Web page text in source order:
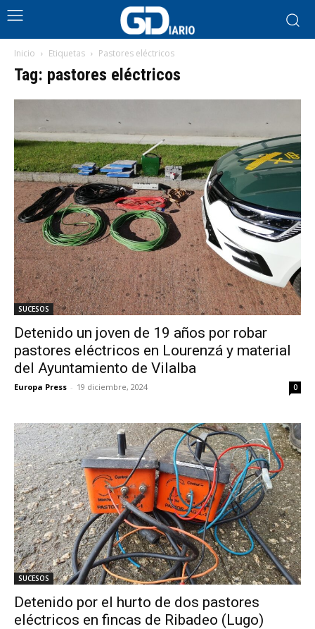
Inicio Etiquetas Pastores eléctricos
Tag: pastores eléctricos
SUCESOS
Detenido un joven de 19 años por robar
pastores eléctricos en Lourenzá y material
del Ayuntamiento de Vilalba
Europa Press - 19 diciembre, 2024 0
SUCESOS
Detenido por el hurto de dos pastores
eléctricos en fincas de Ribadeo (Lugo)